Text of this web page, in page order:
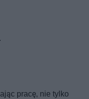
pracę, nie tylko